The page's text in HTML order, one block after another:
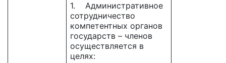
1. Административное
сотрудничество
компетентных органов
государств – членов
осуществляется в
целях: